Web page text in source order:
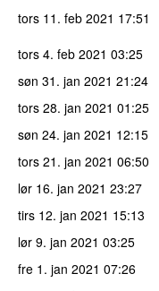
tors 11. feb 2021 17:51
tors 4. feb 2021 03:25
søn 31. jan 2021 21:24
tors 28. jan 2021 01:25
søn 24. jan 2021 12:15
tors 21. jan 2021 06:50
lør 16. jan 2021 23:27
tirs 12. jan 2021 15:13
lør 9. jan 2021 03:25
fre 1. jan 2021 07:26